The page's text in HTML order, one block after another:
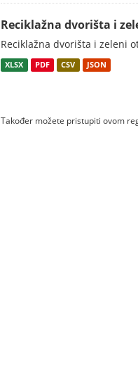
Reciklažna dvorišta i
Reciklažna dvorišta i zeleni
XLSX PDF CSV JSON
Također možete pristupiti ovom